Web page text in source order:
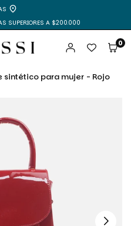
SUPERIORES A $200.000
0
sintético para mujer - Rojo